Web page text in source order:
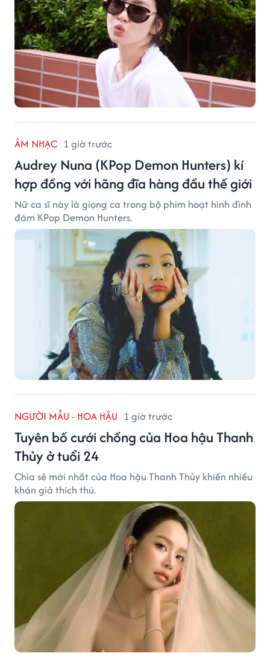
ÂM NHẠC 1 giờ trước
Audrey Nuna (KPop Demon Hunters) kí
hợp đồng với hãng đĩa hàng đầu thế giới
Nữ ca sĩ này là giọng ca trong bộ phim hoạt hình đình
đám KPop Demon Hunters.
NGƯỜI MẪU - HOA HẬU 1 giờ trước
Tuyên bố cưới chồng của Hoa hậu Thanh
Thủy ở tuổi 24
Chia sẻ mới nhất của Hoa hậu Thanh Thủy khiến nhiều
khán giả thích thú.